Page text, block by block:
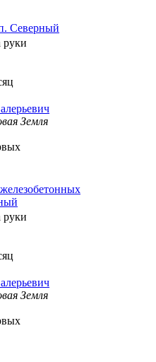
Северный
руки
Земля
руки
Земля